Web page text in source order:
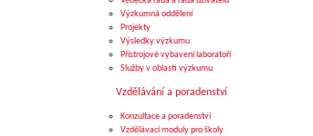
Výzkumná oddělení
Projekty
Výsledky výzkumu
Přístrojové vybavení laboratoří
Služby v oblasti výzkumu
Vzdělávání a poradenství
Konzultace a poradenství
Vzdělávací moduly pro školy